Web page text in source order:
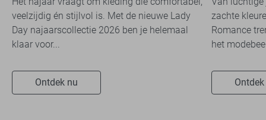
veelzijdig én stijlvol is. Met de nieuwe Lady
Day najaarscollectie 2026 ben je helemaal
klaar voor...
Ontdek nu
zachte
Romance
het